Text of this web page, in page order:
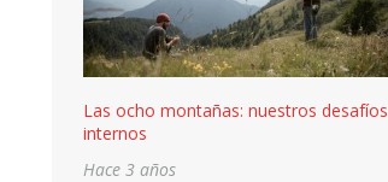
Las ocho montañas: nuestros desafíos
internos
Hace 3 años